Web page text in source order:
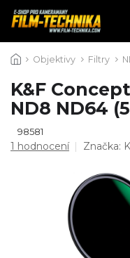
na
Objektivy Filtry
K&F
ND8 ND64
98581
Průměrné
1 hodnocení Značka: